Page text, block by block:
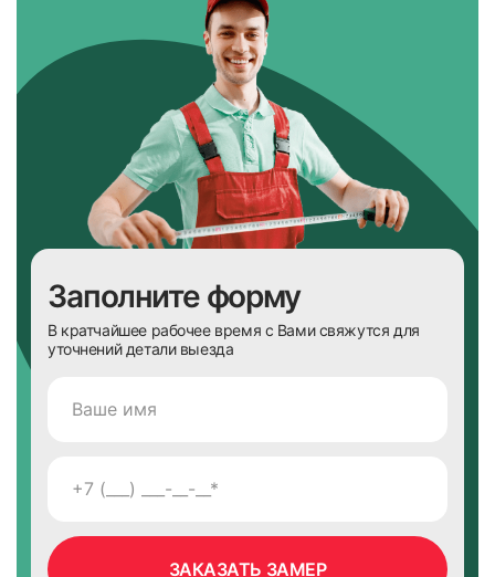
Заполните форму
В кратчайшее рабочее время с Вами свяжутся для
уточнений детали выезда